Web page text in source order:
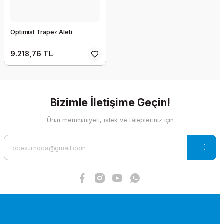
Optimist Trapez Aleti
9.218,76 TL
Bizimle İletişime Geçin!
Ürün memnuniyeti, istek ve talepleriniz için